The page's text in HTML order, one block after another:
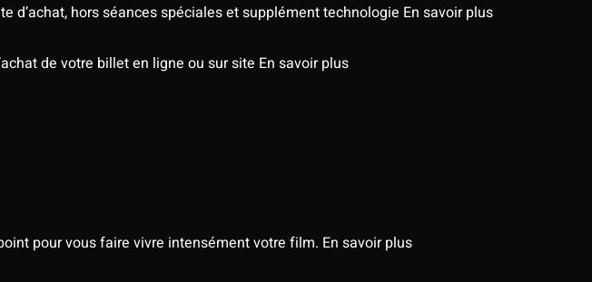
d’achat, hors séances spéciales et supplément technologie En savoir plus
de votre billet en ligne ou sur site En savoir plus
pour vous faire vivre intensément votre film. En savoir plus